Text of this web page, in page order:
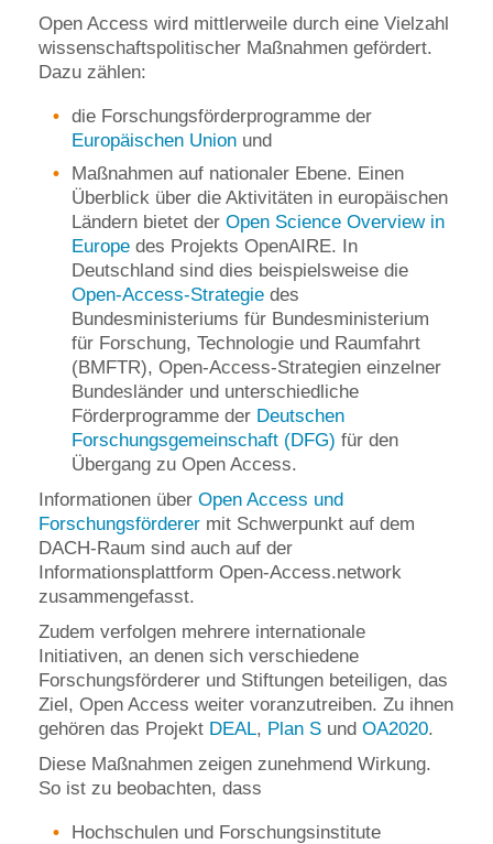
Open Access wird mittlerweile durch eine Vielzahl
wissenschaftspolitischer Maßnahmen gefördert.
Dazu zählen:
die Forschungsförderprogramme der
Europäischen Union und
Maßnahmen auf nationaler Ebene. Einen
Überblick über die Aktivitäten in europäischen
Ländern bietet der Open Science Overview in
Europe des Projekts OpenAIRE. In
Deutschland sind dies beispielsweise die
Open-Access-Strategie des
Bundesministeriums für Bundesministerium
für Forschung, Technologie und Raumfahrt
(BMFTR), Open-Access-Strategien einzelner
Bundesländer und unterschiedliche
Förderprogramme der Deutschen
Forschungsgemeinschaft (DFG) für den
Übergang zu Open Access.
Informationen über Open Access und
Forschungsförderer mit Schwerpunkt auf dem
DACH-Raum sind auch auf der
Informationsplattform Open-Access.network
zusammengefasst.
Zudem verfolgen mehrere internationale
Initiativen, an denen sich verschiedene
Forschungsförderer und Stiftungen beteiligen, das
Ziel, Open Access weiter voranzutreiben. Zu ihnen
gehören das Projekt DEAL, Plan S und OA2020.
Diese Maßnahmen zeigen zunehmend Wirkung.
So ist zu beobachten, dass
Hochschulen und Forschungsinstitute